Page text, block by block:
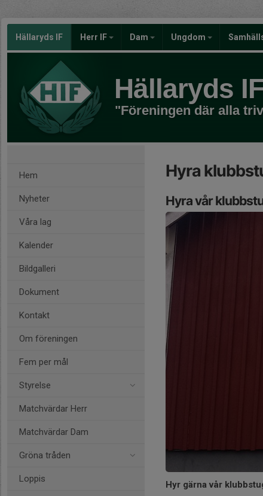
Hällaryds IF Herr IF Dam Ungdom
Hällaryds
"Föreningen där alla
Hem
Nyheter
Våra lag
Kalender
Bildgalleri
Dokument
Kontakt
Om föreningen
Fem per mål
Styrelse
Matchvärdar Herr
Matchvärdar Dam
Gröna tråden
Loppis
Hyra
Hyra vår
Hyr gärna vår